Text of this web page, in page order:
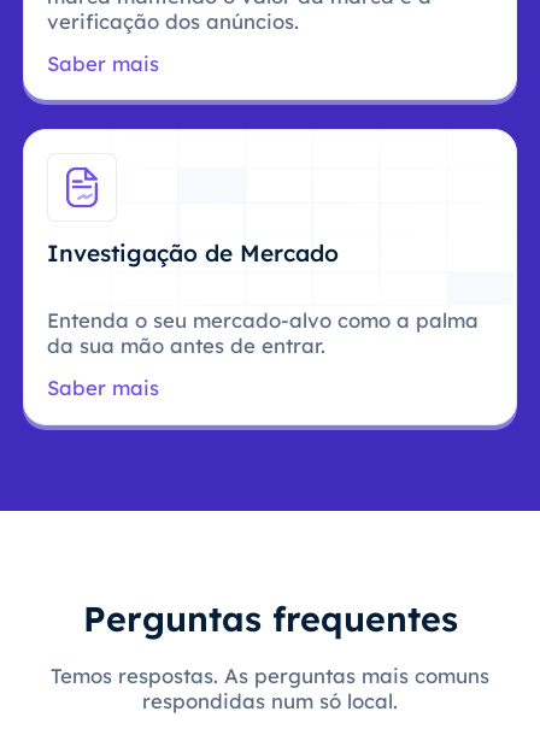
verificação dos anúncios.
Saber mais
Investigação de Mercado
Entenda o seu mercado-alvo como a palma
da sua mão antes de entrar.
Saber mais
Perguntas frequentes
Temos respostas. As perguntas mais comuns
respondidas num só local.